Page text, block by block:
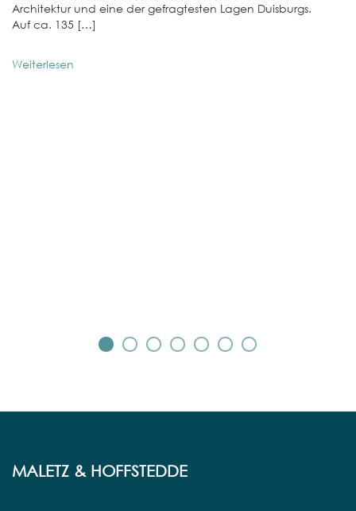
Architektur und eine der gefragtesten Lagen Duisburgs.
Auf ca. 135 […]
Weiterlesen
MALETZ & HOFFSTEDDE